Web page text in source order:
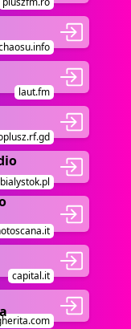
laut.fm
capital.it